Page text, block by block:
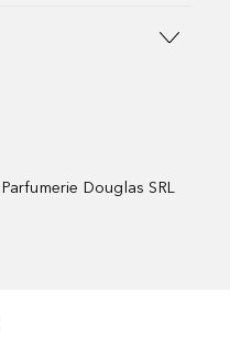
Parfumerie Douglas SRL